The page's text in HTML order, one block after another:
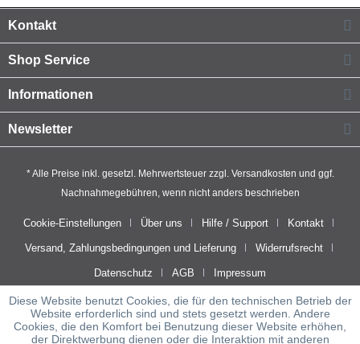
Kontakt
Shop Service
Informationen
Newsletter
* Alle Preise inkl. gesetzl. Mehrwertsteuer zzgl. Versandkosten und ggf.
Nachnahmegebühren, wenn nicht anders beschrieben
Cookie-Einstellungen Über uns Hilfe / Support Kontakt
Versand, Zahlungsbedingungen und Lieferung Widerrufsrecht
Datenschutz AGB Impressum
Diese Website benutzt Cookies, die für den technischen Betrieb der
Website erforderlich sind und stets gesetzt werden. Andere
Cookies, die den Komfort bei Benutzung dieser Website erhöhen,
der Direktwerbung dienen oder die Interaktion mit anderen